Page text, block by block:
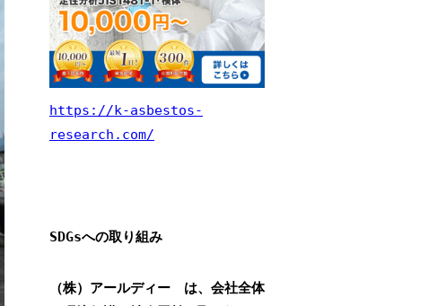
https://k-asbestos-
research.com/
SDGsへの取り組み
（株）アールディー は、会社全体